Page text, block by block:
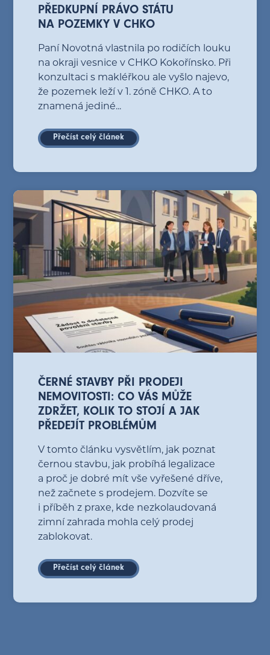
PŘEDKUPNÍ PRÁVO STÁTU
NA POZEMKY V CHKO
Paní Novotná vlastnila po rodičích louku
na okraji vesnice v CHKO Kokořínsko. Při
konzultaci s makléřkou ale vyšlo najevo,
že pozemek leží v 1. zóně CHKO. A to
znamená jediné...
Přečíst celý článek
ČERNÉ STAVBY PŘI PRODEJI
NEMOVITOSTI: CO VÁS MŮŽE
ZDRŽET, KOLIK TO STOJÍ A JAK
PŘEDEJÍT PROBLÉMŮM
V tomto článku vysvětlím, jak poznat
černou stavbu, jak probíhá legalizace
a proč je dobré mít vše vyřešené dříve,
než začnete s prodejem. Dozvíte se
i příběh z praxe, kde nezkolaudovaná
zimní zahrada mohla celý prodej
zablokovat.
Přečíst celý článek